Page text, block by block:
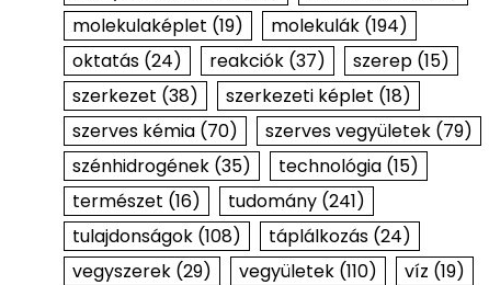
molekulaképlet (19) molekulák(194)
oktatás(24) reakciók(37) szerep(15)
szerkezet (38) szerkezeti képlet (18)
szerves kémia(70) szerves vegyületek(79)
szénhidrogének(35) technológia(15)
természet (16) tudomány(241)
tulajdonságok(108) táplálkozás(24)
vegyszerek(29) vegyületek(110) víz (19)